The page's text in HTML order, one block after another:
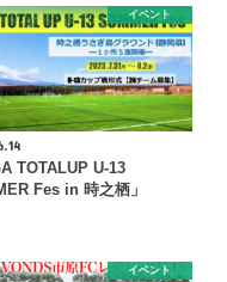
イベント
TOTALUP U-13
Fes in 時之栖」
イベント